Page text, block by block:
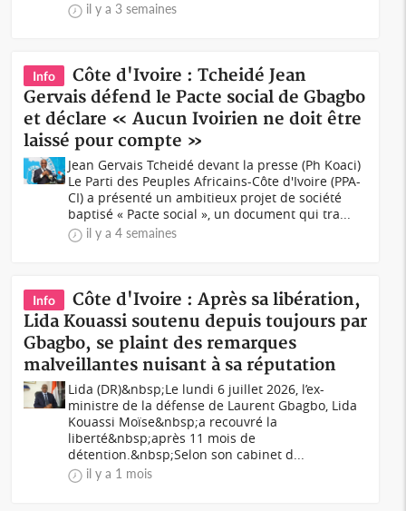
il y a 3 semaines
Info
Côte d'Ivoire : Tcheidé Jean
Gervais défend le Pacte social de Gbagbo
et déclare « Aucun Ivoirien ne doit être
laissé pour compte »
Jean Gervais Tcheidé devant la presse (Ph Koaci)
Le Parti des Peuples Africains-Côte d'Ivoire (PPA-
CI) a présenté un ambitieux projet de société
baptisé « Pacte social », un document qui tra...
il y a 4 semaines
Info
Côte d'Ivoire : Après sa libération,
Lida Kouassi soutenu depuis toujours par
Gbagbo, se plaint des remarques
malveillantes nuisant à sa réputation
Lida (DR)&nbsp;Le lundi 6 juillet 2026, l’ex-
ministre de la défense de Laurent Gbagbo, Lida
Kouassi Moïse&nbsp;a recouvré la
liberté&nbsp;après 11 mois de
détention.&nbsp;Selon son cabinet d...
il y a 1 mois